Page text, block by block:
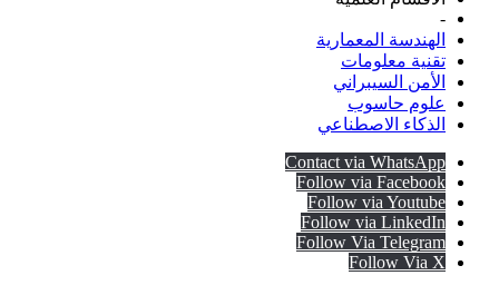
-
الهندسة المعمارية
تقنية معلومات
الأمن السيبراني
علوم حاسوب
الذكاء الاصطناعي
Contact via WhatsApp
Follow via Facebook
Follow via Youtube
Follow via LinkedIn
Follow Via Telegram
Follow Via X